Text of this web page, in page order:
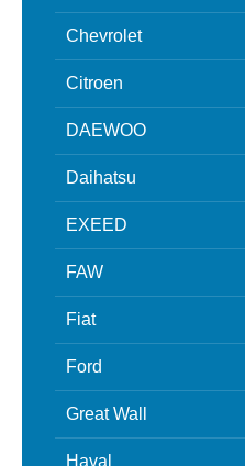
Chevrolet
Citroen
DAEWOO
Daihatsu
EXEED
FAW
Fiat
Ford
Great Wall
Haval